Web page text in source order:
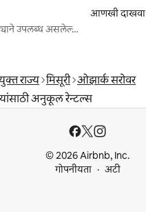
सुट्टीसाठी भाड्याने उपलब्ध असलेल्या जागा
आणखी दाखवा
राज्य मिसूरी ओझार्क सरोवर
अनुकूल रेन्टल्स
© 2026 Airbnb, Inc.
गोपनीयता
अटी